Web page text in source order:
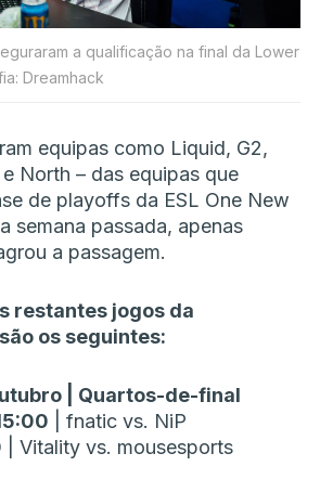
a qualificação na final da Lower
Dreamhack
equipas como Liquid, G2,
e North – das equipas que
de playoffs da ESL One New
semana passada, apenas
a passagem.
restantes jogos da
os seguintes:
| Quartos-de-final
| fnatic vs. NiP
| Vitality vs. mousesports